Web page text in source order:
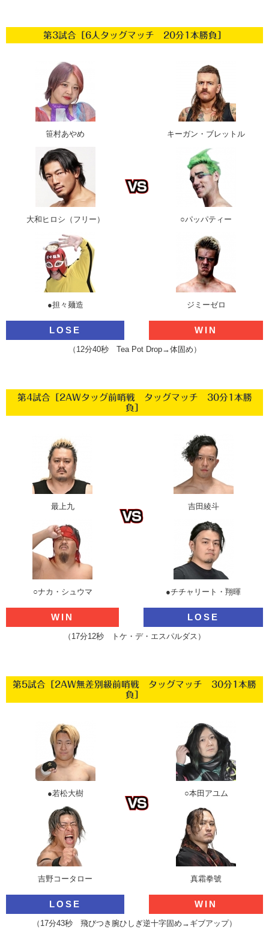
第3試合［6人タッグマッチ 20分1本勝負］
笹村あやめ
大和ヒロシ（フリー）
●担々麺造
キーガン・ブレットル
○パッパティー
ジミーゼロ
LOSE WIN
（12分40秒 Tea Pot Drop→体固め）
第4試合［2AWタッグ前哨戦 タッグマッチ 30分1本勝
負］
最上九
○ナカ・シュウマ
吉田綾斗
●チチャリート・翔暉
WIN LOSE
（17分12秒 トケ・デ・エスパルダス）
第5試合［2AW無差別級前哨戦 タッグマッチ 30分1本勝
負］
●若松大樹
吉野コータロー
○本田アユム
真霜拳號
LOSE WIN
（17分43秒 飛びつき腕ひしぎ逆十字固め→ギブアップ）